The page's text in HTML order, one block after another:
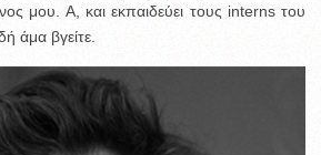
μου. A, και εκπαιδεύει τους interns του
άμα βγείτε.